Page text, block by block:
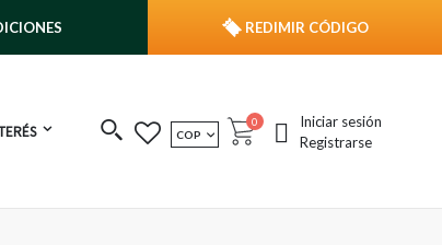
REDIMIR CÓDIGO
MONEDA
COP Cart
0 publicacionesIniciar sesión
Registrarse